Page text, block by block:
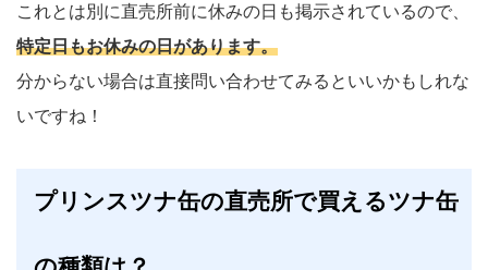
これとは別に直売所前に休みの日も掲示されているので、
特定日もお休みの日があります。
分からない場合は直接問い合わせてみるといいかもしれな
いですね！
プリンスツナ缶の直売所で買えるツナ缶